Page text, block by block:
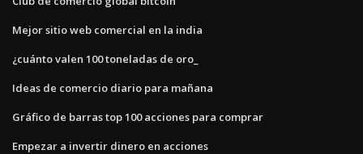
Mejor sitio web comercial en la india
¿cuánto valen 100 toneladas de oro_
Ideas de comercio diario para mañana
Gráfico de barras top 100 acciones para comprar
Empezar a invertir dinero en acciones